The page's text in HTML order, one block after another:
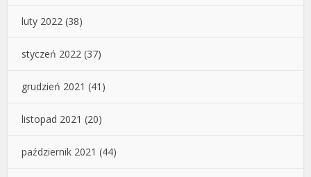
luty 2022 (38)
styczeń 2022 (37)
grudzień 2021 (41)
listopad 2021 (20)
październik 2021 (44)